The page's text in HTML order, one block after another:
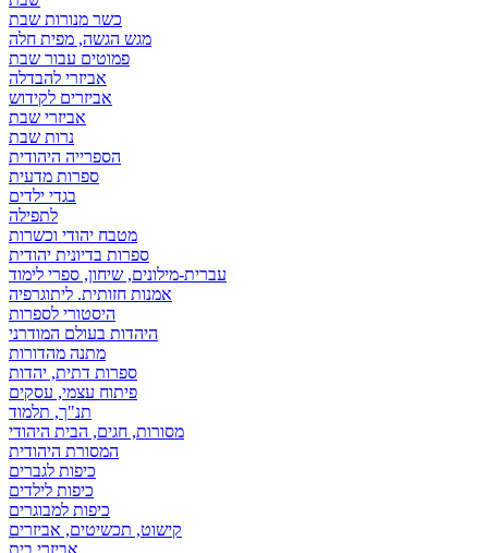
כשר מנורות שבת
מגש הגשה, מפית חלה
פמוטים עבור שבת
אביזרי להבדלה
אביזרים לקידוש
אביזרי שבת
נרות שבת
הספרייה היהודית
ספרות מדעית
בגדי ילדים
לתפילה
מטבח יהודי וכשרות
ספרות בדיונית יהודית
עברית-מילונים, שיחון, ספרי לימוד
אמנות חזותית. ליתוגרפיה
היסטורי לספרות
היהדות בעולם המודרני
מתנה מהדורות
ספרות דתית, יהדות
פיתוח עצמי, עסקים
תנ"ך, תלמוד
מסורות, חגים, הבית היהודי
המסורת היהודית
כיפות לגברים
כיפות לילדים
כיפות למבוגרים
קישוט, תכשיטים, אביזרים
אביזרי בית